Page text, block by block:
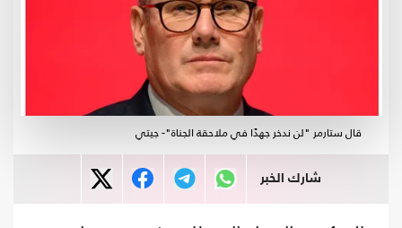
قال ستارمر "لن ندخر جهدًا في ملاحقة الجناة"- جيتي
شارك الخبر